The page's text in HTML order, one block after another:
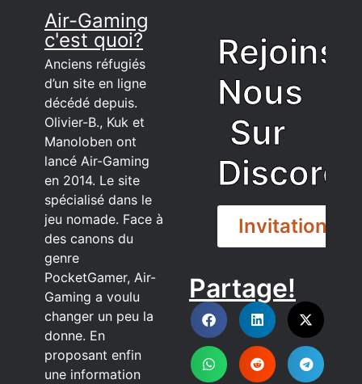
Air-Gaming
c'est quoi?
Anciens réfugiés
d’un site en ligne
décédé depuis.
Olivier-B., Kuk et
Manoloben ont
lancé Air-Gaming
en 2014. Le site
spécialisé dans le
jeu nomade. Face à
des canons du
genre
PocketGamer, Air-
Gaming a voulu
changer un peu la
donne. En
proposant enfin
une information
Rejoins
Nous
Sur
Discord
Invitation
DISCORD
Partage!